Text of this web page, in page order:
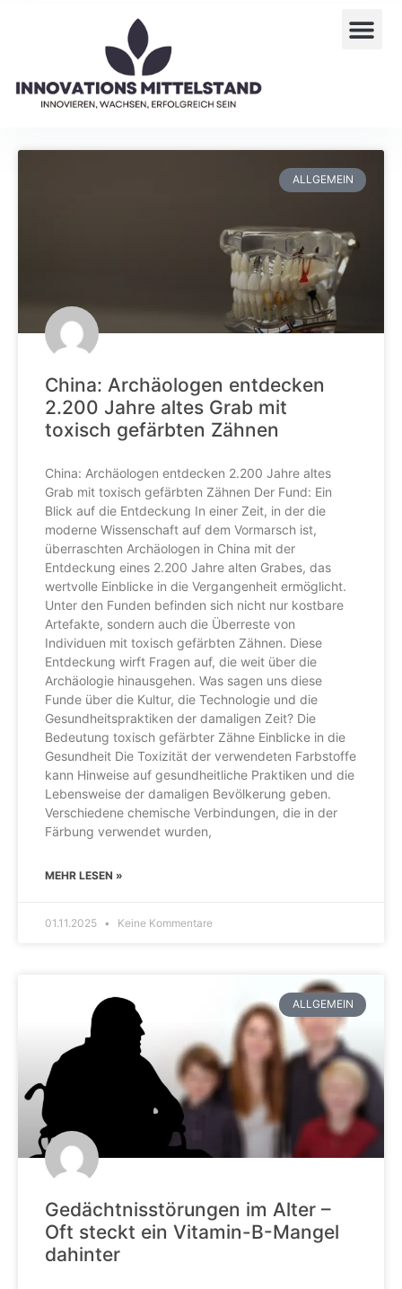
ALLGEMEIN
China: Archäologen entdecken
2.200 Jahre altes Grab mit
toxisch gefärbten Zähnen
China: Archäologen entdecken 2.200 Jahre altes
Grab mit toxisch gefärbten Zähnen Der Fund: Ein
Blick auf die Entdeckung In einer Zeit, in der die
moderne Wissenschaft auf dem Vormarsch ist,
überraschten Archäologen in China mit der
Entdeckung eines 2.200 Jahre alten Grabes, das
wertvolle Einblicke in die Vergangenheit ermöglicht.
Unter den Funden befinden sich nicht nur kostbare
Artefakte, sondern auch die Überreste von
Individuen mit toxisch gefärbten Zähnen. Diese
Entdeckung wirft Fragen auf, die weit über die
Archäologie hinausgehen. Was sagen uns diese
Funde über die Kultur, die Technologie und die
Gesundheitspraktiken der damaligen Zeit? Die
Bedeutung toxisch gefärbter Zähne Einblicke in die
Gesundheit Die Toxizität der verwendeten Farbstoffe
kann Hinweise auf gesundheitliche Praktiken und die
Lebensweise der damaligen Bevölkerung geben.
Verschiedene chemische Verbindungen, die in der
Färbung verwendet wurden,
MEHR LESEN »
01.11.2025 Keine Kommentare
ALLGEMEIN
Gedächtnisstörungen im Alter –
Oft steckt ein Vitamin-B-Mangel
dahinter